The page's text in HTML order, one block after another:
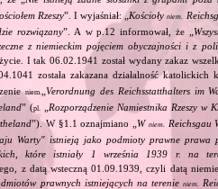
Rzeszy”. I wyjaśniał: „ Kościołyniem.
rozwiązany”. A w p.12 informował, że „
z niemieckim pojęciem obyczajności i z
I tak 06.02.1941 został wydany zakaz
została zakazana działalność
niem. „Verordnung des Reichsstatthalters im
” (pl.
Rozporządzenie Namiestnika Rzeszy w
”). W §1.1 oznajmiano „W niem. Reichsgau
Warty" istnieją jako podmioty prawne prawa
które istniały 1 września 1939 r. na
z datą wsteczną 01.09.1939, czyli datą
prawnych istniejących na terenie niem.